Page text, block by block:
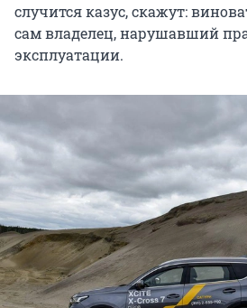
случится казус, скажут:
сам владелец, нарушавший
эксплуатации.